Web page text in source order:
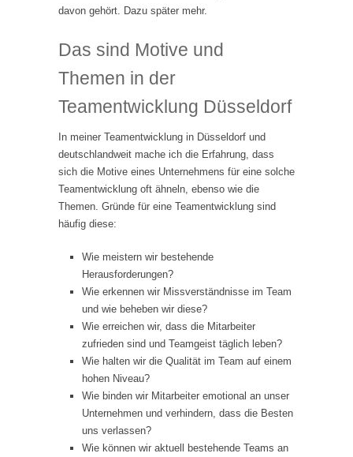
davon gehört. Dazu später mehr.
Das sind Motive und
Themen in der
Teamentwicklung Düsseldorf
In meiner Teamentwicklung in Düsseldorf und
deutschlandweit mache ich die Erfahrung, dass
sich die Motive eines Unternehmens für eine solche
Teamentwicklung oft ähneln, ebenso wie die
Themen. Gründe für eine Teamentwicklung sind
häufig diese:
Wie meistern wir bestehende
Herausforderungen?
Wie erkennen wir Missverständnisse im Team
und wie beheben wir diese?
Wie erreichen wir, dass die Mitarbeiter
zufrieden sind und Teamgeist täglich leben?
Wie halten wir die Qualität im Team auf einem
hohen Niveau?
Wie binden wir Mitarbeiter emotional an unser
Unternehmen und verhindern, dass die Besten
uns verlassen?
Wie können wir aktuell bestehende Teams an